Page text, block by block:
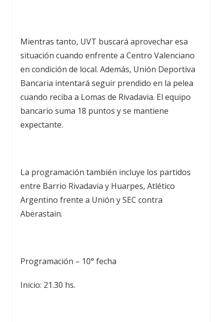
Mientras tanto, UVT buscará aprovechar esa
situación cuando enfrente a Centro Valenciano
en condición de local. Además, Unión Deportiva
Bancaria intentará seguir prendido en la pelea
cuando reciba a Lomas de Rivadavia. El equipo
bancario suma 18 puntos y se mantiene
expectante.
La programación también incluye los partidos
entre Barrio Rivadavia y Huarpes, Atlético
Argentino frente a Unión y SEC contra
Aberastain.
Programación – 10° fecha
Inicio: 21.30 hs.